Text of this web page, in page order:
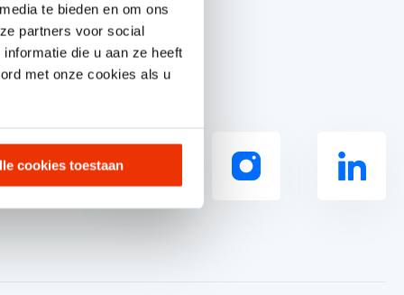
te bieden en om ons
partners voor social
die u aan ze heeft
met onze cookies als u
cookies toestaan
op